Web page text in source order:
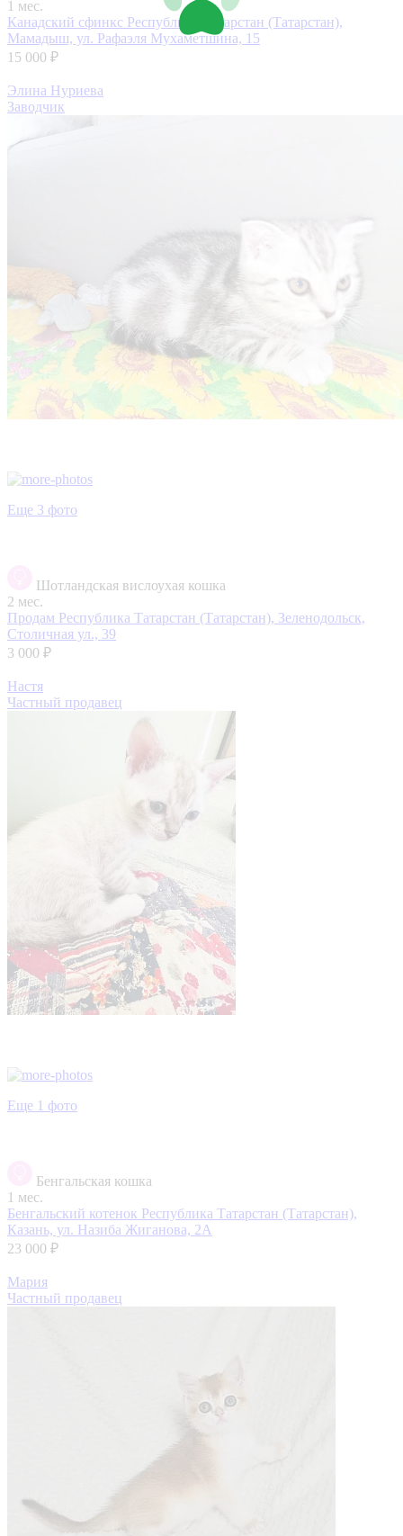
1 мес.
Канадский сфинкс Республика Татарстан (Татарстан),
Мамадыш, ул. Рафаэля Мухаметшина, 15
15 000 ₽
Элина Нуриева
Заводчик
Еще 3 фото
Шотландская вислоухая кошка
2 мес.
Продам Республика Татарстан (Татарстан), Зеленодольск,
Столичная ул., 39
3 000 ₽
Настя
Частный продавец
Еще 1 фото
Бенгальская кошка
1 мес.
Бенгальский котенок Республика Татарстан (Татарстан),
Казань, ул. Назиба Жиганова, 2А
23 000 ₽
Мария
Частный продавец